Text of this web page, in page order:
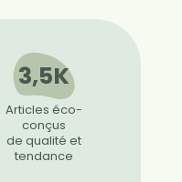
3,5K
Articles éco-
conçus
de qualité et
tendance